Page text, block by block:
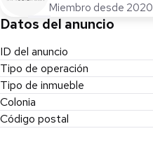
Miembro desde 2020
Datos del anuncio
ID del anuncio
Tipo de operación
Tipo de inmueble
Colonia
Código postal